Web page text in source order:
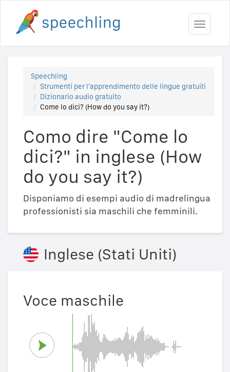
Toggle
Speechling
Strumenti per l'apprendimento delle lingue gratuiti
Dizionario audio gratuito
Come lo dici? (How do you say it?)
Como dire "Come lo
dici?" in inglese (How
do you say it?)
Disponiamo di esempi audio di madrelingua
professionisti sia maschili che femminili.
Inglese (Stati Uniti)
Voce maschile